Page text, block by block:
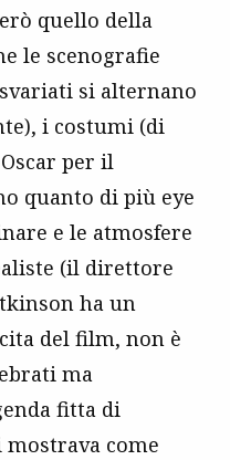
quello della
le scenografie
si alternano
i costumi (di
per il
quanto di più eye
e le atmosfere
(il direttore
ha un
del film, non è
ma
fitta di
mostrava come